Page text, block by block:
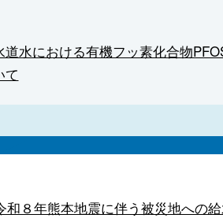
道水における有機フッ素化合物
て
和８年熊本地震に伴う被災地への